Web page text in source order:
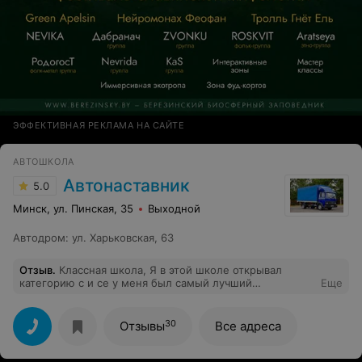
ЭФФЕКТИВНАЯ РЕКЛАМА НА САЙТЕ
АВТОШКОЛА
5.0 Автонаставник
Минск, ул. Пинская, 35 Выходной
Автодром: ул. Харьковская, 63
Отзыв. Классная школа, Я в этой школе открывал
категорию c и се у меня был самый лучший
его всем, данный инструктор поможет, расскажет,
покажет, спокоен и самое главное с ним в отличие от
других инструкторов можно договориться на любое
удобное вам время обучение.жду когда школа начнёт
Еще
Отзывы30 Все адреса